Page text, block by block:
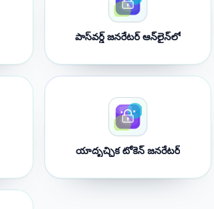
పాస్‌వర్డ్ జనరేటర్ ఆన్‌లైన్‌లో
యాదృచ్ఛిక టోకెన్ జనరేటర్